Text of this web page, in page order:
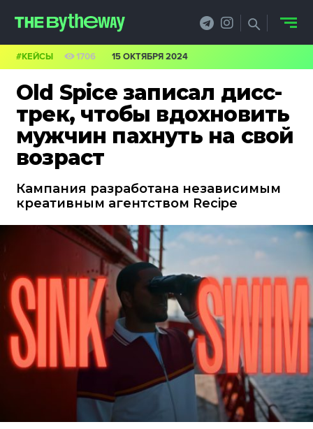
Old Spice записал дисс-
трек, чтобы вдохновить
мужчин пахнуть на свой
возраст
Кампания разработана независимым
креативным агентством Recipe
#КЕЙСЫ 1706 15 ОКТЯБРЯ 2024
PRO.ОБЗОР
КЕЙСЫ
КРЕАТИВА
БИЗНЕС И
ТЕХНОЛОГИИ
ФЕСТИВАЛИ
ФОТОГРАФИЯ
ТИПОГРАФИКА
ИСТОРИИ БРЕНДОВ